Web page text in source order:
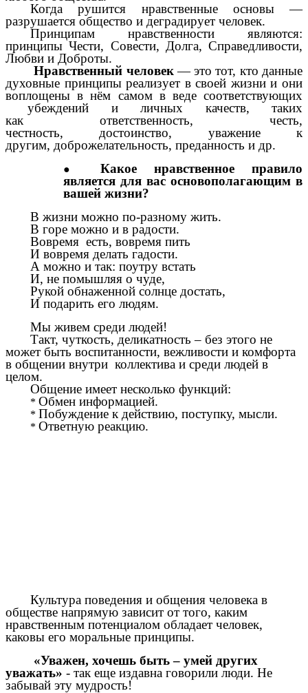
Когда рушится нравственные основы —
разрушается общество и деградирует человек.
Принципам нравственности являются:
принципы Чести, Совести, Долга, Справедливости,
Любви и Доброты.
Нравственный человек— это тот, кто данные
духовные принципы реализует в своей жизни и они
воплощены в нём самом в веде соответствующих
убеждений и личных качеств, таких
как ответственность, честь,
честность, достоинство, уважение к
другим, доброжелательность, преданность и др.
Какое нравственное правило
является для вас основополагающим в
вашей жизни?
В жизни можно по-разному жить.
В горе можно и в радости.
Вовремя есть, вовремя пить
И вовремя делать гадости.
А можно и так: поутру встать
И, не помышляя о чуде,
Рукой обнаженной солнце достать,
И подарить его людям.
Мы живем среди людей!
Такт, чуткость, деликатность – без этого не
может быть воспитанности, вежливости и комфорта
в общении внутри коллектива и среди людей в
целом.
Общение имеет несколько функций:
Обмен информацией.
Побуждение к действию, поступку, мысли.
Ответную реакцию.
Культура поведения и общения человека в
обществе напрямую зависит от того, каким
нравственным потенциалом обладает человек,
каковы его моральные принципы.
«Уважен, хочешь быть – умей других
уважать» - так еще издавна говорили люди. Не
забывай эту мудрость!